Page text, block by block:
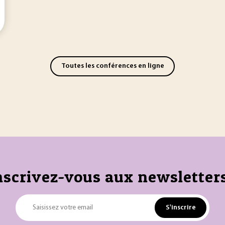
Toutes les conférences en ligne
vous aux
Saisissez votre email S'inscrire